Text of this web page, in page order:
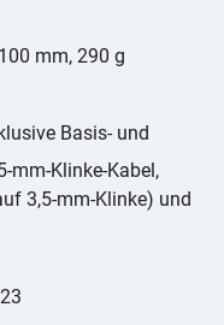
mm, 290 g
Basis- und
mm-Klinke-Kabel,
3,5-mm-Klinke) und